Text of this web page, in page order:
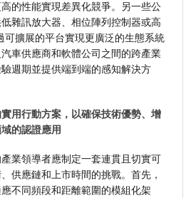
的性能實現差異化競爭。另一些公
雜訊放大器、相位陣列控制器或高
可擴展的平台實現更廣泛的生態系統
車供應商和軟體公司之間的跨產業
週期並提供端到端的感知解決方
用行動方案，以確保技術優勢、增
的認證應用
業領導者應制定一套連貫且切實可
供應鏈和上市時間的挑戰。首先，
不同頻段和距離範圍的模組化架